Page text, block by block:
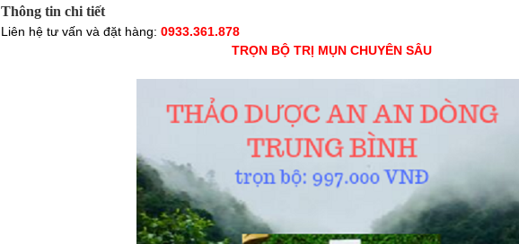
Thông tin chi tiết
Liên hệ tư vấn và đặt hàng: 0933.361.878
TRỌN BỘ TRỊ MỤN CHUYÊN SÂU